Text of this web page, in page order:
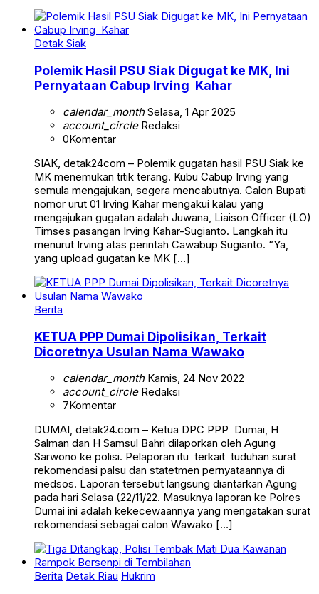
Detak Siak
Polemik Hasil PSU Siak Digugat ke MK, Ini
Pernyataan Cabup Irving Kahar
calendar_monthSelasa, 1 Apr 2025
account_circleRedaksi
0Komentar
SIAK, detak24com – Polemik gugatan hasil PSU Siak ke
MK menemukan titik terang. Kubu Cabup Irving yang
semula mengajukan, segera mencabutnya. Calon Bupati
nomor urut 01 Irving Kahar mengakui kalau yang
mengajukan gugatan adalah Juwana, Liaison Officer (LO)
Timses pasangan Irving Kahar-Sugianto. Langkah itu
menurut Irving atas perintah Cawabup Sugianto. “Ya,
yang upload gugatan ke MK […]
Berita
KETUA PPP Dumai Dipolisikan, Terkait
Dicoretnya Usulan Nama Wawako
calendar_monthKamis, 24 Nov 2022
account_circleRedaksi
7Komentar
DUMAI, detak24.com – Ketua DPC PPP Dumai, H
Salman dan H Samsul Bahri dilaporkan oleh Agung
Sarwono ke polisi. Pelaporan itu terkait tuduhan surat
rekomendasi palsu dan statetmen pernyataannya di
medsos. Laporan tersebut langsung diantarkan Agung
pada hari Selasa (22/11/22. Masuknya laporan ke Polres
Dumai ini adalah kekecewaannya yang mengatakan surat
rekomendasi sebagai calon Wawako […]
Berita Detak Riau Hukrim